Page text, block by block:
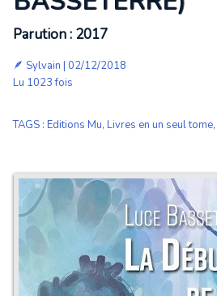
Parution : 2017
🪶 Sylvain | 02/12/2018
Lu 1023 fois
TAGS : Editions Mu, Livres en un seul tome,